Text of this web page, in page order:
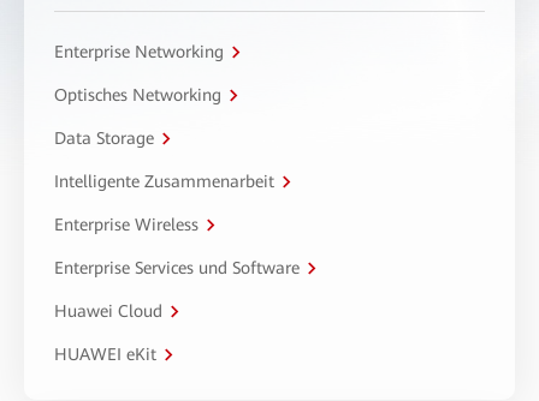
Enterprise Networking
Optisches Networking
Data Storage
Intelligente Zusammenarbeit
Enterprise Wireless
Enterprise Services und Software
Huawei Cloud
HUAWEI eKit